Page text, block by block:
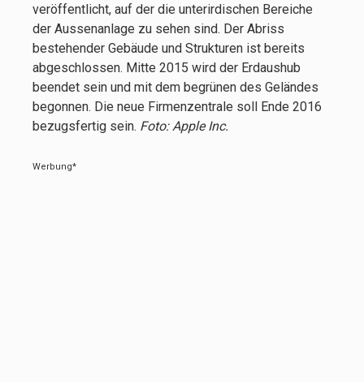
veröffentlicht, auf der die unterirdischen Bereiche
der Aussenanlage zu sehen sind. Der Abriss
bestehender Gebäude und Strukturen ist bereits
abgeschlossen. Mitte 2015 wird der Erdaushub
beendet sein und mit dem begrünen des Geländes
begonnen. Die neue Firmenzentrale soll Ende 2016
bezugsfertig sein. Foto: Apple Inc.
Werbung*